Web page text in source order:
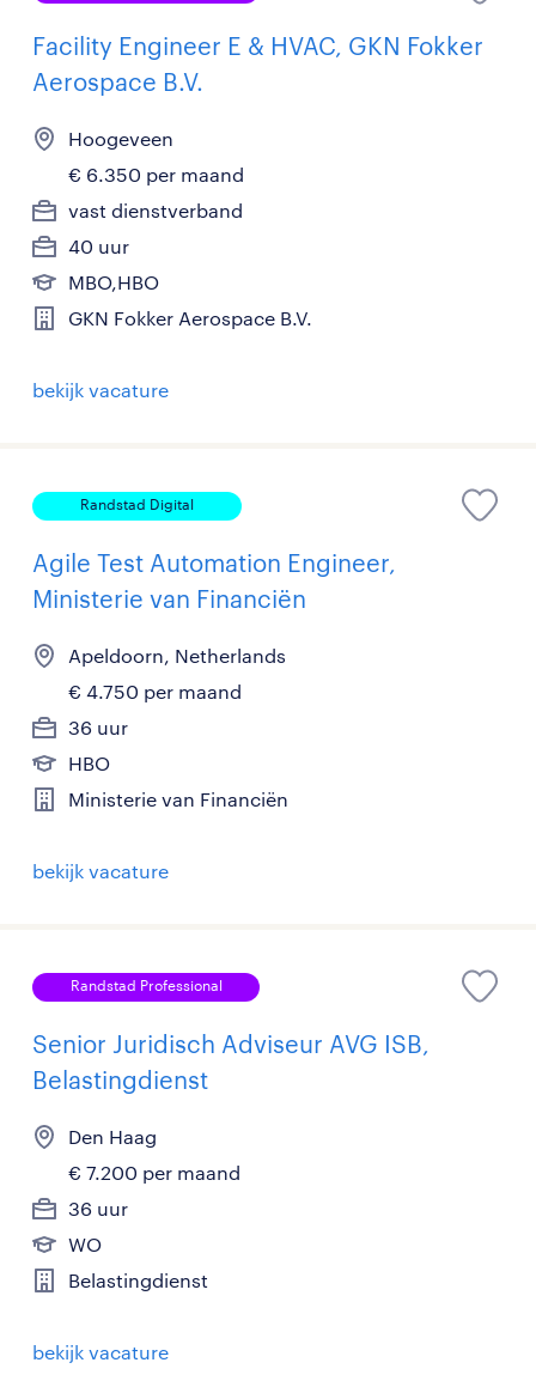
Facility Engineer E & HVAC, GKN Fokker
Aerospace B.V.
Hoogeveen
€ 6.350 per maand
vast dienstverband
40 uur
MBO,HBO
GKN Fokker Aerospace B.V.
bekijk vacature
Randstad Digital
Agile Test Automation Engineer,
Ministerie van Financiën
Apeldoorn, Netherlands
€ 4.750 per maand
36 uur
HBO
Ministerie van Financiën
bekijk vacature
Randstad Professional
Senior Juridisch Adviseur AVG ISB,
Belastingdienst
Den Haag
€ 7.200 per maand
36 uur
WO
Belastingdienst
bekijk vacature